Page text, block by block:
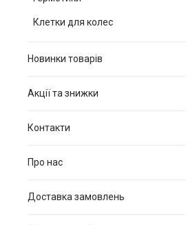
Клетки для колес
Новинки товарів
Акції та знижки
Контакти
Про нас
Доставка замовлень